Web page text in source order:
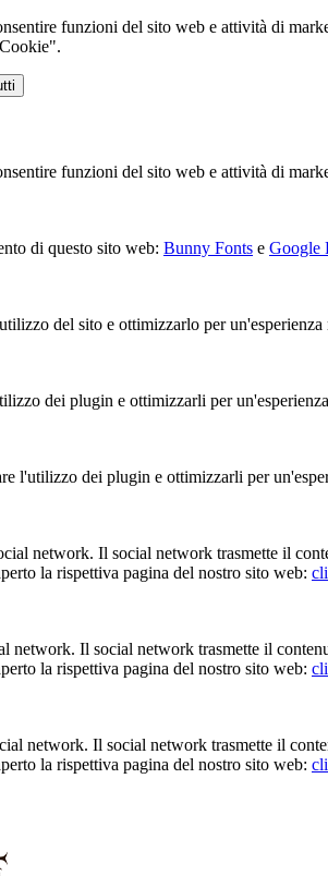
funzioni del sito web e attività di
funzioni del sito web e attività di
di questo sito web: Bunny Fonts e Google
del sito e ottimizzarlo per
dei plugin e ottimizzarli per
l'utilizzo dei plugin e ottimizzarli per
network. Il social network trasmette il
la rispettiva pagina del nostro sito web:
Il social network trasmette il
la rispettiva pagina del nostro sito web:
network. Il social network trasmette il
la rispettiva pagina del nostro sito web: